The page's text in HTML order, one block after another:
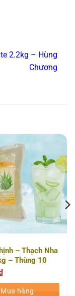
2.2kg – Hùng
Chương
– Thạch Nha
– Thùng 10
Mua hàng